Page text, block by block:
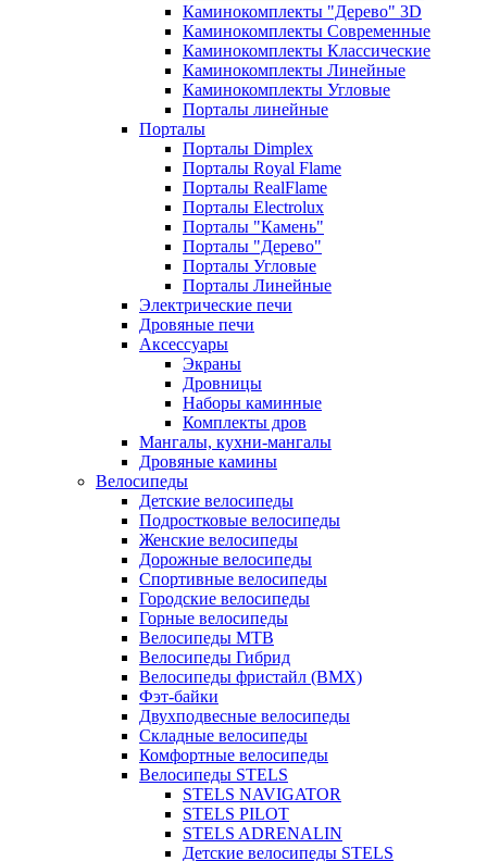
Каминокомплекты "Дерево" 3D
Каминокомплекты Современные
Каминокомплекты Классические
Каминокомплекты Линейные
Каминокомплекты Угловые
Порталы линейные
Порталы
Порталы Dimplex
Порталы Royal Flame
Порталы RealFlame
Порталы Electrolux
Порталы "Камень"
Порталы "Дерево"
Порталы Угловые
Порталы Линейные
Электрические печи
Дровяные печи
Аксессуары
Экраны
Дровницы
Наборы каминные
Комплекты дров
Мангалы, кухни-мангалы
Дровяные камины
Велосипеды
Детские велосипеды
Подростковые велосипеды
Женские велосипеды
Дорожные велосипеды
Спортивные велосипеды
Городские велосипеды
Горные велосипеды
Велосипеды MTB
Велосипеды Гибрид
Велосипеды фристайл (BMX)
Фэт-байки
Двухподвесные велосипеды
Складные велосипеды
Комфортные велосипеды
Велосипеды STELS
STELS NAVIGATOR
STELS PILOT
STELS ADRENALIN
Детские велосипеды STELS